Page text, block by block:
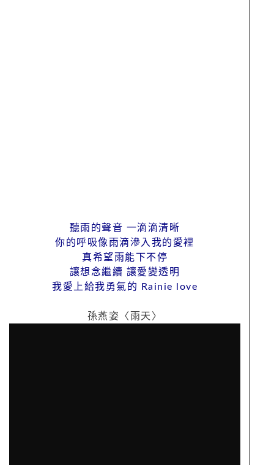
聽雨的聲音 一滴滴清晰
你的呼吸像雨滴滲入我的愛裡
真希望雨能下不停
讓想念繼續 讓愛變透明
我愛上給我勇氣的 Rainie love
孫燕姿〈雨天〉